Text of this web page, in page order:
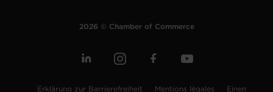
2026 © Chamber of Commerce
Erklärung zur Barrierefreiheit Mentions légales Einen